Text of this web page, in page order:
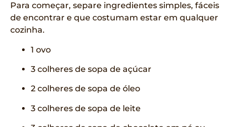
Para começar, separe ingredientes simples, fáceis
de encontrar e que costumam estar em qualquer
cozinha.
1 ovo
3 colheres de sopa de açúcar
2 colheres de sopa de óleo
3 colheres de sopa de leite